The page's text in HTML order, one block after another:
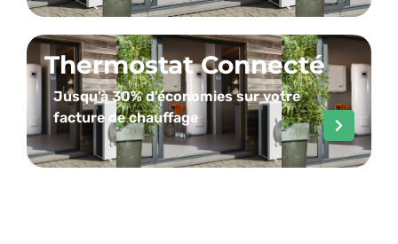
Thermostat Connecté
Jusqu’à 30% d’économies sur votre
facture de chauffage